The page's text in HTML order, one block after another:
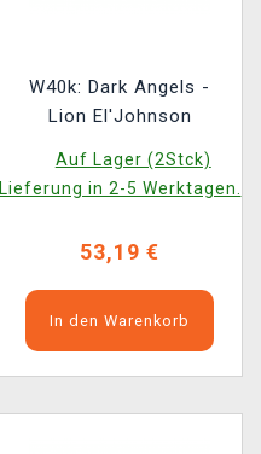
W40k: Dark Angels -
Lion El'Johnson
Auf Lager (2Stck)
Lieferung in 2-5 Werktagen.
53,19 €
In den Warenkorb